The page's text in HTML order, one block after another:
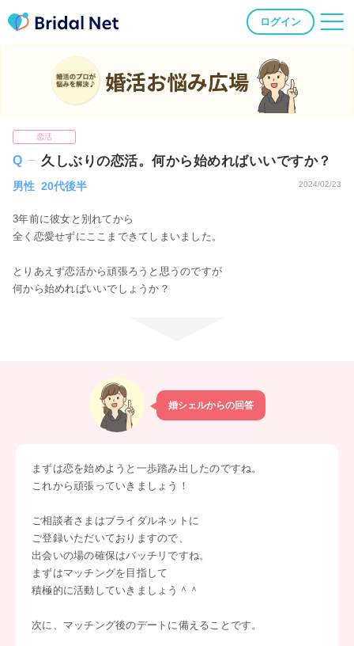
ログイン
婚活お悩み広場
恋活
久しぶりの恋活。何から始めればいいですか？
男性 20代後半 2024/02/23
3年前に彼女と別れてから
全く恋愛せずにここまできてしまいました。
とりあえず恋活から頑張ろうと思うのですが
何から始めればいいでしょうか？
婚シェルからの回答
まずは恋を始めようと一歩踏み出したのですね。
これから頑張っていきましょう！
ご相談者さまはブライダルネットに
ご登録いただいておりますので、
出会いの場の確保はバッチリですね。
まずはマッチングを目指して
積極的に活動していきましょう＾＾
次に、マッチング後のデートに備えることです。